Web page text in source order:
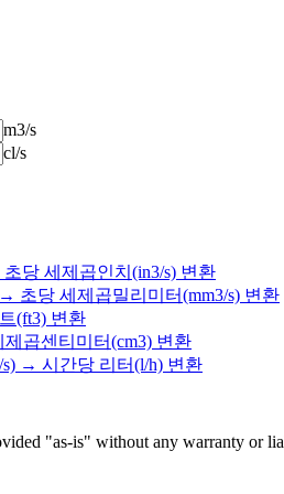
m3/s
cl/s
당 세제곱인치(in3/s) 변환
초당 세제곱밀리미터(mm3/s) 변환
(ft3) 변환
곱센티미터(cm3) 변환
→ 시간당 리터(l/h) 변환
"as-is" without any warranty or